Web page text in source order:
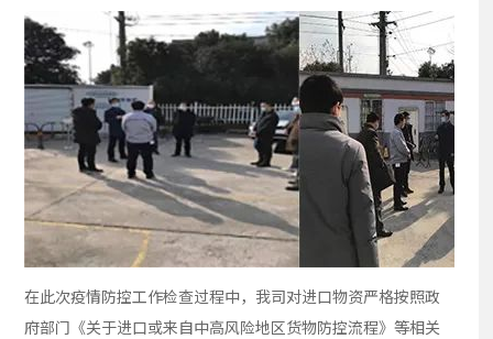
在此次疫情防控工作检查过程中，我司对进口物资严格按照政
府部门《关于进口或来自中高风险地区货物防控流程》等相关